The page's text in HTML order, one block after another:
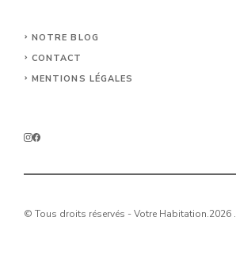
NOTRE BLOG
CONTACT
MENTIONS LÉGALES
© Tous droits réservés - Votre Habitation.2026 .